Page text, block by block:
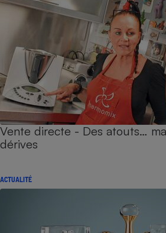
Vente directe - Des atouts…
dérives
ACTUALITÉ